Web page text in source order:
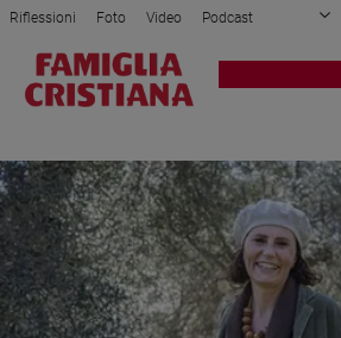
Attualità
Politica
Mondo
Economia
Legalità
e
giustizia
Riflessioni Foto Video Podcast
Privacy Policy Chi siamo
Registrati Redazione